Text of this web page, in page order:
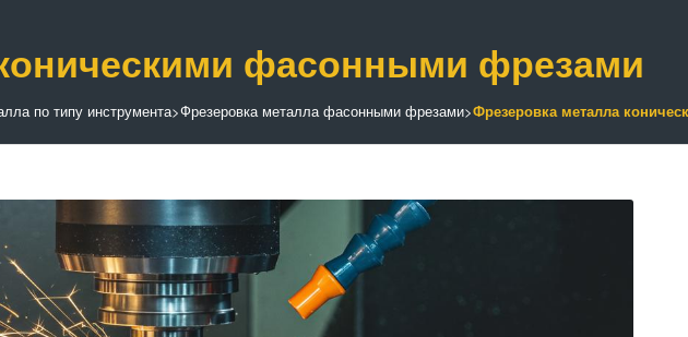
фасонными фрезами
по типу инструмента>Фрезеровка металла фасонными фрезами>Фрезеровка металла